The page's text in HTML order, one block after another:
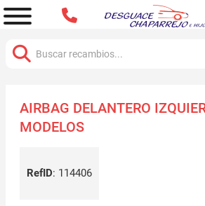
AIRBAG DELANTERO
MODELOS
RefID: 114406